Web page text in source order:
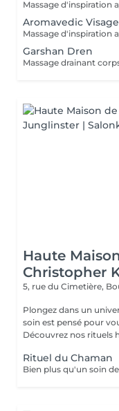
Aromavedic
Garshan Dren
Haute
Christopher
5, rue du Cimetière,
Plongez dans un
soin est pensé pour
Découvrez nos rituels
Rituel du Chaman